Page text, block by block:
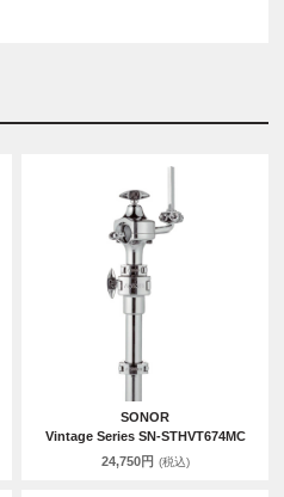
SONOR
Vintage Series SN-STHVT674MC
24,750円 (税込)